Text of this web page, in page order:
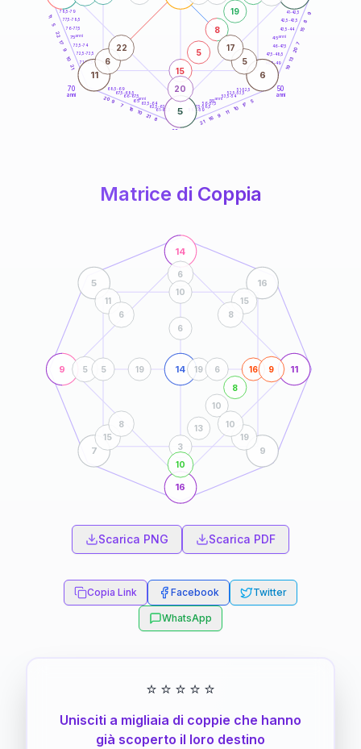
50
anni
60
70
anni
41-42,5
42,5-43,5
43,5-44
46-47,5
47,5-48,5
48,5-49
51-52,5
52,5-53,5
53,5-54
56-57,5
57,5-58,5
58,5-59
61-62,5
62,5-63,5
63,5-64
66-67,5
67,5-68,5
68,5-69
71-72,5
72,5-73,5
73,5-74
76-77,5
77,5-78,5
78,5-79 9
8
15
7
20
13
19
5
17
10
11
9
16
21
8
21
10
16
7
9
20
21
10
9
17
22
5
11
5
11 6
15
5
8
19
20
6
22
5
17
45anni
55anni
65anni
75anni
Matrice di Coppia
9
14
11
16
14
5 16
7 9
3
13
10
8
16
5
6
9
10
5
10
19 6
19
6
11
6
15
8
15
8
19
10
Scarica PNG Scarica PDF
Copia Link Facebook Twitter
WhatsApp
⭐ ⭐ ⭐ ⭐ ⭐
Unisciti a migliaia di coppie che hanno
già scoperto il loro destino